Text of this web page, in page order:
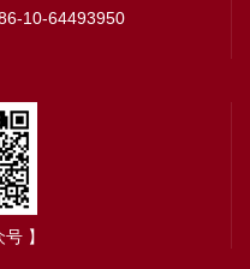
10-64493950
】